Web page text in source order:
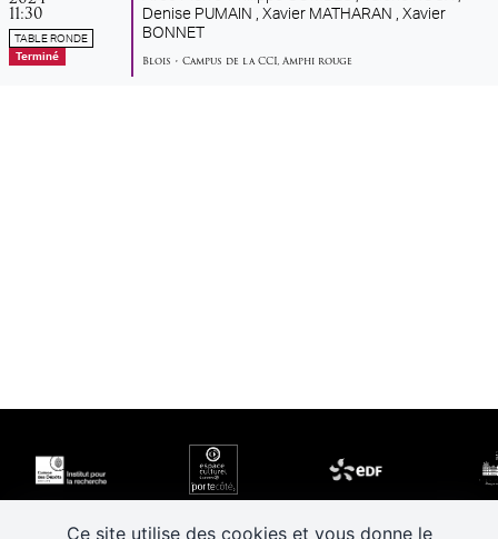
Ce site utilise des cookies et vous donne le
11:30
TABLE RONDE
Terminé
Denise PUMAIN , Xavier MATHARAN , Xavier
BONNET
Blois • Campus de la CCI, Amphi rouge